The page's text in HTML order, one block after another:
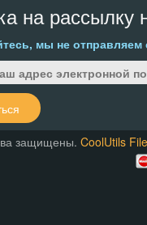
на рассылку
мы не отправляем
защищены.CoolUtils